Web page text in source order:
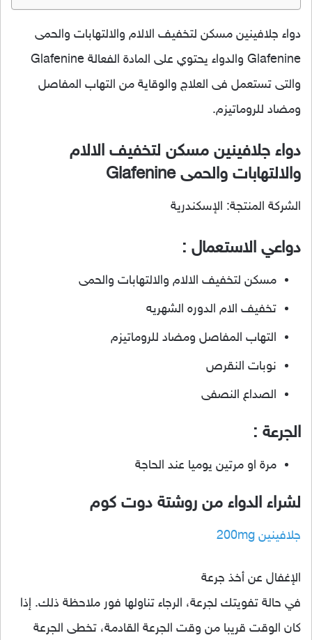
دواء جلافينين مسكن لتخفيف الالام والالتهابات والحمى
Glafenine والدواء يحتوي على المادة الفعالة Glafenine
والتى تستعمل فى العلاج والوقاية من التهاب المفاصل
ومضاد للروماتيزم.
دواء جلافينين مسكن لتخفيف الالام
والالتهابات والحمى Glafenine
الشركة المنتجة: الإسكندرية
دواعي الاستعمال :
مسكن لتخفيف الالام والالتهابات والحمى
تخفيف الام الدوره الشهريه
التهاب المفاصل ومضاد للروماتيزم
نوبات النقرص
الصداع النصفى
الجرعة :
مرة او مرتين يوميا عند الحاجة
لشراء الدواء من روشتة دوت كوم
جلافينين 200mg
الإغفال عن أخذ جرعة
في حالة تفويتك لجرعة، الرجاء تناولها فور ملاحظة ذلك. إذا
كان الوقت قريبا من وقت الجرعة القادمة، تخطى الجرعة